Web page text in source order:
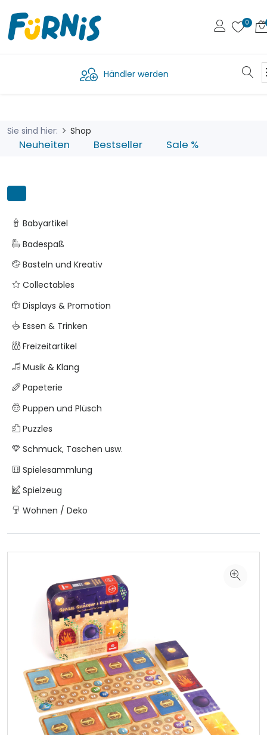
Händler werden
Sie sind hier: Shop
Neuheiten Bestseller Sale %
Babyartikel
Badespaß
Basteln und Kreativ
Collectables
Displays & Promotion
Essen & Trinken
Freizeitartikel
Musik & Klang
Papeterie
Puppen und Plüsch
Puzzles
Schmuck, Taschen usw.
Spielesammlung
Spielzeug
Wohnen / Deko